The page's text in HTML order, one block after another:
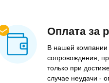
Оплата за
В нашей компании
сопровождения,
только при
случае неудачи -